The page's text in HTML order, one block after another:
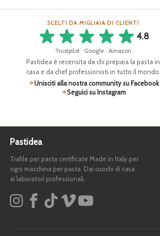
SCELTI DA MIGLIAIA DI CLIENTI
4.8
Trustpilot · Google · Amazon
Pastidea è recensita da chi prepara la pasta in
casa e da chef professionisti in tutto il mondo.
Unisciti alla nostra community su Facebook
Seguici su Instagram
Pastidea
Trafile per pasta certificate Made in Italy per
ogni macchina per pasta. Dai cuochi di casa
ai laboratori professionali.